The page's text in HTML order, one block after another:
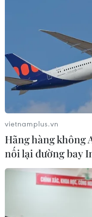
vietnamplus.vn
Hãng hàng không
nối lại đường bay